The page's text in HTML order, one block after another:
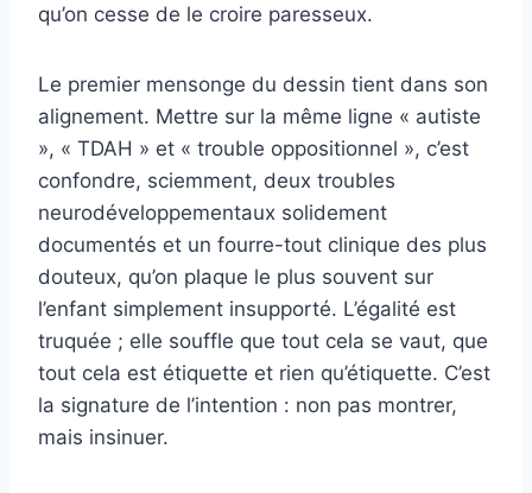
qu’on cesse de le croire paresseux.
Le premier mensonge du dessin tient dans son
alignement. Mettre sur la même ligne « autiste
», « TDAH » et « trouble oppositionnel », c’est
confondre, sciemment, deux troubles
neurodéveloppementaux solidement
documentés et un fourre-tout clinique des plus
douteux, qu’on plaque le plus souvent sur
l’enfant simplement insupporté. L’égalité est
truquée ; elle souffle que tout cela se vaut, que
tout cela est étiquette et rien qu’étiquette. C’est
la signature de l’intention : non pas montrer,
mais insinuer.